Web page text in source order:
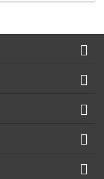




